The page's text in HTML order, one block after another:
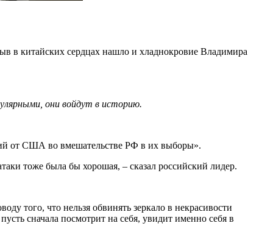
в китайских сердцах нашло и хладнокровие Владимира
они войдут в историю.
от США во вмешательстве РФ в их выборы».
тоже была бы хорошая, – сказал российский лидер.
того, что нельзя обвинять зеркало в некрасивости
сначала посмотрит на себя, увидит именно себя в